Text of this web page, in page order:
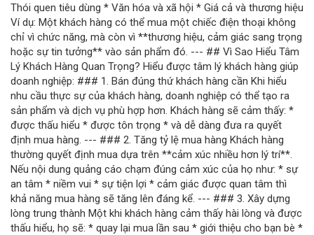
Thói quen tiêu dùng * Văn hóa và xã hội * Giá cả và thương hiệu
Ví dụ: Một khách hàng có thể mua một chiếc điện thoại không
chỉ vì chức năng, mà còn vì **thương hiệu, cảm giác sang trọng
hoặc sự tin tưởng** vào sản phẩm đó. --- ## Vì Sao Hiểu Tâm
Lý Khách Hàng Quan Trọng? Hiểu được tâm lý khách hàng giúp
doanh nghiệp: ### 1. Bán đúng thứ khách hàng cần Khi hiểu
nhu cầu thực sự của khách hàng, doanh nghiệp có thể tạo ra
sản phẩm và dịch vụ phù hợp hơn. Khách hàng sẽ cảm thấy: *
được thấu hiểu * được tôn trọng * và dễ dàng đưa ra quyết
định mua hàng. --- ### 2. Tăng tỷ lệ mua hàng Khách hàng
thường quyết định mua dựa trên **cảm xúc nhiều hơn lý trí**.
Nếu nội dung quảng cáo chạm đúng cảm xúc của họ như: * sự
an tâm * niềm vui * sự tiện lợi * cảm giác được quan tâm thì
khả năng mua hàng sẽ tăng lên đáng kể. --- ### 3. Xây dựng
lòng trung thành Một khi khách hàng cảm thấy hài lòng và được
thấu hiểu, họ sẽ: * quay lại mua lần sau * giới thiệu cho bạn bè *